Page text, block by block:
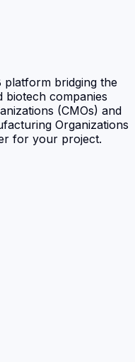
platform bridging the
biotech companies
(CMOs) and
Organizations
for your project.